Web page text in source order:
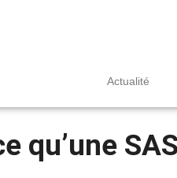
Actualité
qu’une